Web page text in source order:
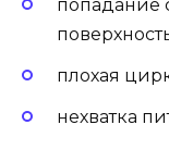
попадание
плохая
нехватка